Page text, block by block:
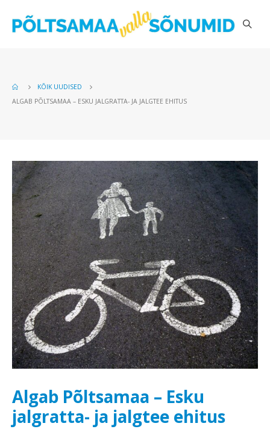
KÕIK UUDISED
ALGAB PÕLTSAMAA – ESKU JALGRATTA- JA JALGTEE EHITUS
Algab Põltsamaa – Esku
jalgratta- ja jalgtee ehitus